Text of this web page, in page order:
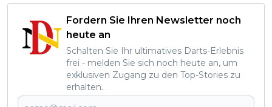
Fordern Sie Ihren Newsletter noch
heute an
Schalten Sie Ihr ultimatives Darts-Erlebnis
frei - melden Sie sich noch heute an, um
exklusiven Zugang zu den Top-Stories zu
erhalten.